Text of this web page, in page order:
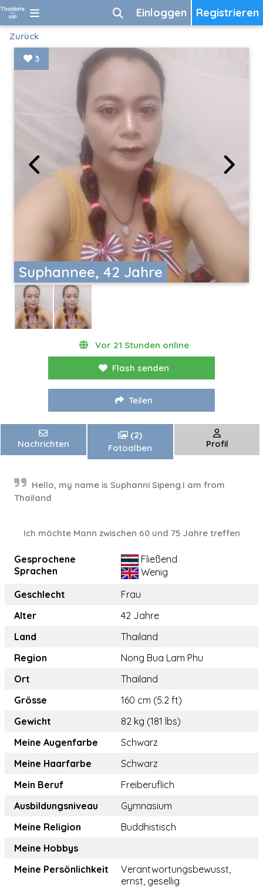
Registrieren
Einloggen
Zurück
Suphannee, 42 Jahre
3
Vor 21 Stunden online
Flash senden
Teilen
Nachrichten
(2)
Fotoalben
Profil
Hello, my name is Suphanni Sipeng.I am from
Thailand
Ich möchte Mann zwischen 60 und 75 Jahre treffen
Gesprochene
Sprachen
Fließend
Wenig
Geschlecht
Frau
Alter
42 Jahre
Land
Thailand
Region
Nong Bua Lam Phu
Ort
Thailand
Grösse
160 cm (5.2 ft)
Gewicht
82 kg (181 lbs)
Meine Augenfarbe
Schwarz
Meine Haarfarbe
Schwarz
Mein Beruf
Freiberuflich
Ausbildungsniveau
Gymnasium
Meine Religion
Buddhistisch
Meine Hobbys
Meine Persönlichkeit
Verantwortungsbewusst,
ernst, gesellig